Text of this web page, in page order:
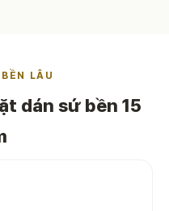
LÂU
dán sứ bền 15